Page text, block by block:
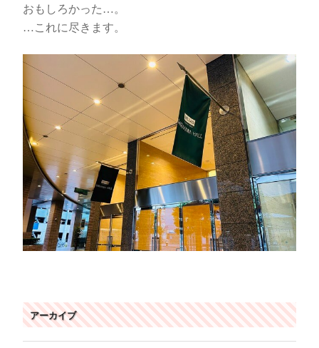
おもしろかった…。
…これに尽きます。
アーカイブ